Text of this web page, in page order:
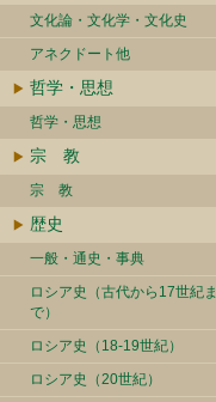
文化論・文化学・文化史
アネクドート他
哲学・思想
哲学・思想
宗 教
宗 教
歴史
一般・通史・事典
ロシア史（古代から17世紀ま
で）
ロシア史（18-19世紀）
ロシア史（20世紀）